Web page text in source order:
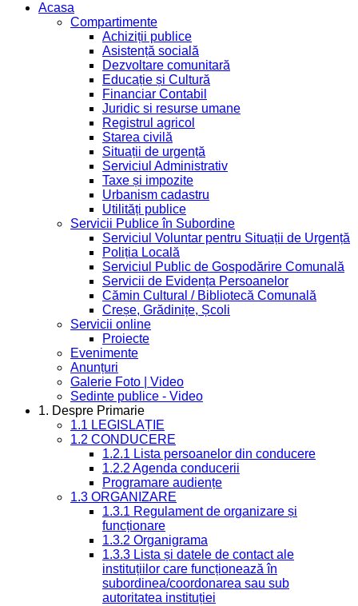
Acasa
Compartimente
Achiziții publice
Asistență socială
Dezvoltare comunitară
Educație și Cultură
Financiar Contabil
Juridic si resurse umane
Registrul agricol
Starea civilă
Situații de urgență
Serviciul Administrativ
Taxe și impozite
Urbanism cadastru
Utilități publice
Servicii Publice în Subordine
Serviciul Voluntar pentru Situații de Urgență
Poliția Locală
Serviciul Public de Gospodărire Comunală
Servicii de Evidența Persoanelor
Cămin Cultural / Bibliotecă Comunală
Creșe, Grădinițe, Școli
Servicii online
Proiecte
Evenimente
Anunțuri
Galerie Foto | Video
Sedinte publice - Video
1. Despre Primarie
1.1 LEGISLAȚIE
1.2 CONDUCERE
1.2.1 Lista persoanelor din conducere
1.2.2 Agenda conducerii
Programare audiențe
1.3 ORGANIZARE
1.3.1 Regulament de organizare și
funcționare
1.3.2 Organigrama
1.3.3 Lista și datele de contact ale
instituțiilor care funcționează în
subordinea/coordonarea sau sub
autoritatea instituției